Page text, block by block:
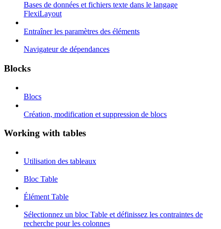
Bases de données et fichiers texte dans le langage
FlexiLayout
Entraîner les paramètres des éléments
Navigateur de dépendances
Blocks
Blocs
Création, modification et suppression de blocs
Working with tables
Utilisation des tableaux
Bloc Table
Élément Table
Sélectionnez un bloc Table et définissez les contraintes de
recherche pour les colonnes